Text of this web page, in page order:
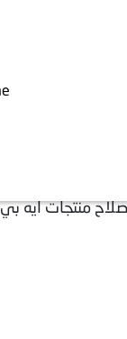
منتجات ايه